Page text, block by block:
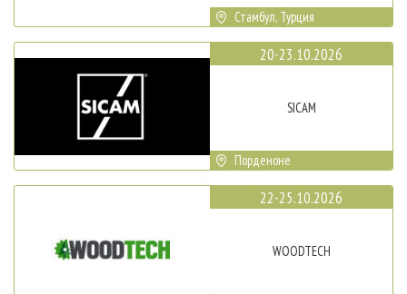
Стамбул, Турция
20-23.10.2026
SICAM
Порденоне
22-25.10.2026
WOODTECH